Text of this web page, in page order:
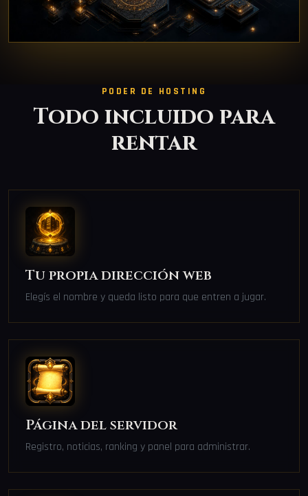
PODER DE HOSTING
Todo incluido para
rentar
Tu propia dirección web
Elegís el nombre y queda listo para que entren a jugar.
Página del servidor
Registro, noticias, ranking y panel para administrar.